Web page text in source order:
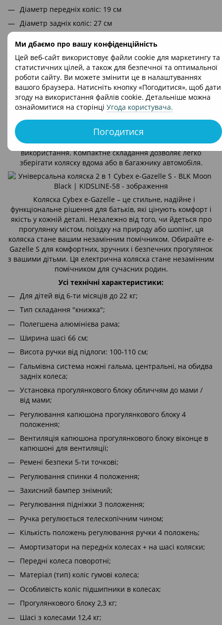
Ми дбаємо про вашу конфіденційність
Цей веб-сайт використовує файли cookie для маркетингу та
статистичних цілей, а також для безпечної та оптимальної
роботи сайту. Ви можете змінити це в налаштуваннях
вашого браузера. Натисніть кнопку «Погодитися», щоб дати
згоду на використання файлів cookie. Детальніше можна
ознайомитися на сторінці Угода користувача.
Погодитися
Діаметр передніх коліс: 19 см
Діаметр задніх коліс: 27 см
Поворотність коліс: передні поворотні з можливістю
фіксації
Регулювання висоти ручки: телескопічна (100 см - 110
см)
Додаткові особливості
Cybex e-Gazelle також включає в себе дві корзини для
покупок – нижню та знімну верхню, що дозволяє
вміщувати до 23 кг покупок або речей. Це робить її
неймовірно функціональною та зручною для щоденного
використання. Компактне складання дозволяє легко
зберігати коляску вдома або в багажнику автомобіля.
Коляска Cybex e-Gazelle – це стильне, надійне і
функціональне рішення для батьків, які цінують комфорт і
якість у кожній деталі. Незалежно від того, чи йдеться про
прогулянку містом, поїздку на природу або шопінг, ця
коляска стане вашим незамінним помічником. Обирайте e-
Gazelle S для комфортних, зручних і безпечних прогулянок
з вашими дітьми. Ця електрична коляска стане незамінним
помічником для сучасних родин.
Усі технічні характеристики:
Для дітей від 6-ти місяців до 22 кг;
Тип складання "книжка";
Полегшена алюмінієва рама;
Ширина шасі 66 см;
Висота ручки від підлоги: 100-110 см;
Гальмівна система ножні гальма, центральні, на обидва
задніх колеса;
Установка прогулянкового блоку обличчям до мами /
від мами;
Регулювання капюшона прогулянкового блоку 4
положення;
Вентиляція капюшона прогулянкового блоку віконце в
капюшоні для вентиляції;
Ремені безпеки 5-ти точкові;
Регулювання спинки 4 положення;
Захисний бампер знімний;
Регулювання підніжки 3 положення;
Ручка регулюється телескопічним чином;
Кількість положень регулювання ручки 4 положень;
Амортизатори на передніх колесах + на шасі коляски;
Передні колеса поворотні;
Матеріал (тип) коліс гумові колеса;
Особливість коліс підшипники в колесах;
Прогулянкового блоку 2,3 кг;
Шасі з колесами 12,4 кг;